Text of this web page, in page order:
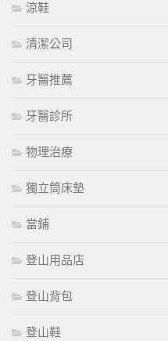
涼鞋
清潔公司
牙醫推薦
牙醫診所
物理治療
獨立筒床墊
當鋪
登山用品店
登山背包
登山鞋